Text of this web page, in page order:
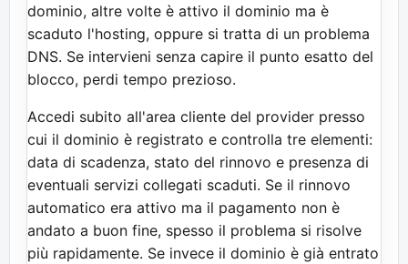
dominio, altre volte è attivo il dominio ma è
scaduto l'hosting, oppure si tratta di un problema
DNS. Se intervieni senza capire il punto esatto del
blocco, perdi tempo prezioso.
Accedi subito all'area cliente del provider presso
cui il dominio è registrato e controlla tre elementi:
data di scadenza, stato del rinnovo e presenza di
eventuali servizi collegati scaduti. Se il rinnovo
automatico era attivo ma il pagamento non è
andato a buon fine, spesso il problema si risolve
più rapidamente. Se invece il dominio è già entrato